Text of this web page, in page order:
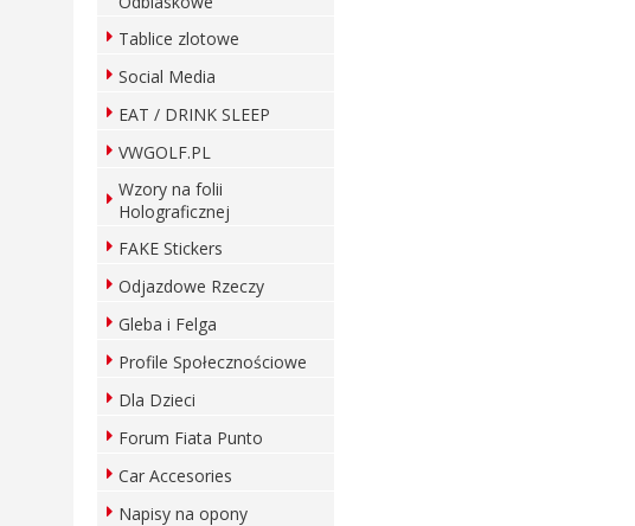
Tablice zlotowe
Social Media
EAT / DRINK SLEEP
VWGOLF.PL
Wzory na folii
Holograficznej
FAKE Stickers
Odjazdowe Rzeczy
Gleba i Felga
Profile Społecznościowe
Dla Dzieci
Forum Fiata Punto
Car Accesories
Napisy na opony